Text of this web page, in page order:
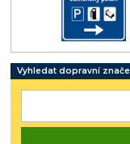
Vyhledat dopravní